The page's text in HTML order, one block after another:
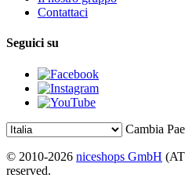
Contattaci
Seguici su
Cambia
© 2010-2026 niceshops GmbH
reserved.